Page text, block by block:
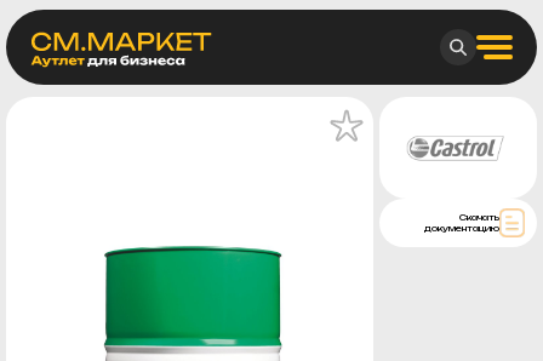
Скачать
документацию